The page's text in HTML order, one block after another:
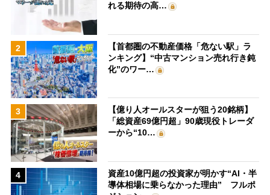
れる期待の高…
2
【首都圏の不動産価格「危ない駅」ラ
ンキング】“中古マンション売れ行き鈍
化”のワー…
3
【億り人オールスターが狙う20銘柄】
「総資産69億円超」90歳現役トレーダ
ーから“10…
4
資産10億円超の投資家が明かす“AI・半
導体相場に乗らなかった理由” フルポ